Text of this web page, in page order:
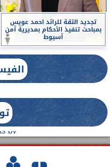
تجديد الثقة للرائد احمد عويس
بمباحث تنفيذ الأحكام بمديرية أمن
أسيوط
by